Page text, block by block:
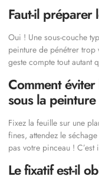
Faut-il
Oui ! Une sous-couche
peinture de pénétrer
geste compte tout autant
Comment
sous la
Fixez la feuille sur une
fines, attendez le
pas votre pinceau ! C’est
Le fixatif est-il